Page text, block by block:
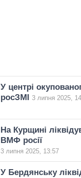
У центрі
росЗМІ
3 липня 2025,
На Курщині
ВМФ росії
3 липня 2025, 13:57
У Бердянську